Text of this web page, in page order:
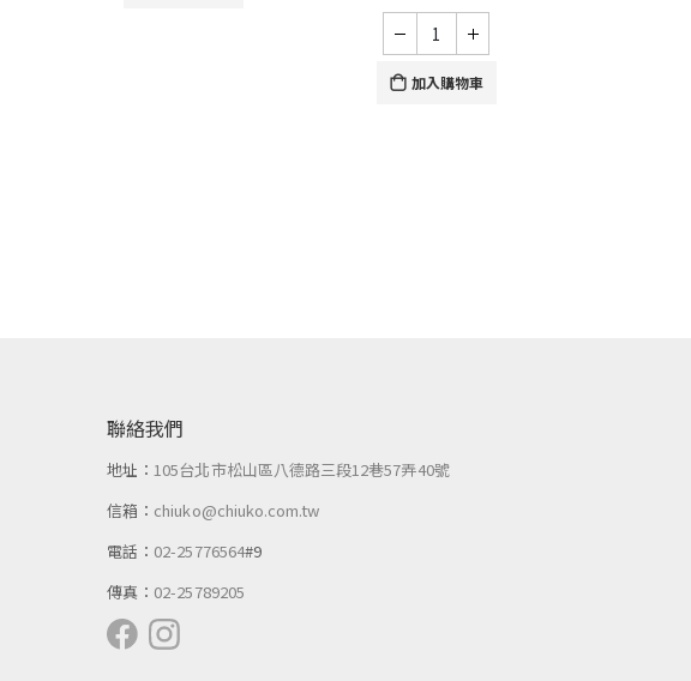
加入購物車
聯絡我們
地址： 105台北市松山區八德路三段12巷57弄40號
信箱： chiuko@chiuko.com.tw
電話： 02-25776564#9
傳真： 02-25789205